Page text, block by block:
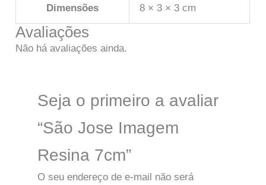
Dimensões 8 × 3 × 3 cm
Avaliações
Não há avaliações ainda.
Seja o primeiro a avaliar
“São Jose Imagem
Resina 7cm”
O seu endereço de e-mail não será